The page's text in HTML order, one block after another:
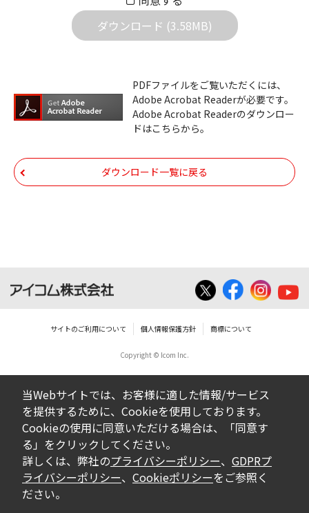
属します。ダウンロードした取扱説明書は、
個人が本来の目的でご使用されることは可能
ですが、権利者の許諾を得ることなく、以下
ダウンロードした取扱説明書は、複製、賃
貸、改変、公衆送信、または公衆送信可能
化することはできません。
いは無償を問わず、第三者に譲渡あるいは
使用させる事ができません。
ダウンロードした取扱説明書等に使用され
の転用は一切出来ません。
ダウンロードした取扱説明書およびその他す
べての掲載物の変更は一切行わないでくださ
い。お客様による内容の変更により、何らか
の欠陥が生じたとしても、弊社では一切の保
証をいたしません。また、内容の変更の結
果、万一お客様に損害が生じたとしても、弊
社及び販売店等は一切の責任を負いません。
掲載の取扱説明書等は、製品発売当時の内容
ダウンロード (3.58MB)
PDFファイルをご覧いただくには、
Adobe Acrobat Readerが必要です。
Adobe Acrobat Readerのダウンロー
ドはこちらから。
ダウンロード一覧に戻る
サイトのご利用について 個人情報保護方針 商標について
Copyright © Icom Inc.
当Webサイトでは、お客様に適した情報/サービス
を提供するために、Cookieを使用しております。
Cookieの使用に同意いただける場合は、「同意す
る」をクリックしてください。
詳しくは、弊社のプライバシーポリシー、 GDPRプ
ライバシーポリシー、 Cookieポリシーをご参照く
ださい。